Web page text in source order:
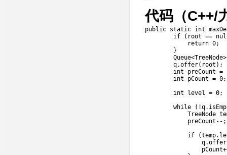
代码（C++/
public static int
if
( root ==
return 0;
}
Queue<TreeNode>
        q
.offer( root ) ;
int preCount =
int pCount = 0;
int level = 0;
while
( !q.
TreeNode
            preCount
-- ;
if
(temp.
                q
.offer
                pCount